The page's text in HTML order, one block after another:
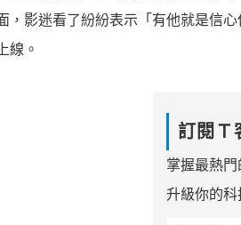
，影迷看了紛紛表示「有他就是信
線。
訂閱Ｔ
掌握最熱門
升級你的科